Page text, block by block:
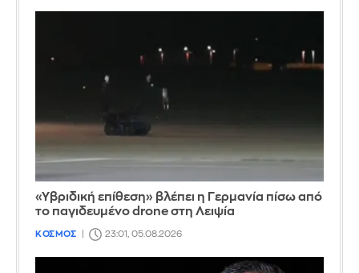
«Υβριδική επίθεση» βλέπει η Γερμανία πίσω από
το παγιδευμένο drone στη Λειψία
ΚΟΣΜΟΣ 23:01, 05.08.2026